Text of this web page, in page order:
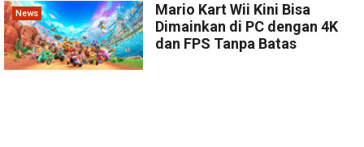
News
Mario Kart Wii Kini Bisa
Dimainkan di PC dengan 4K
dan FPS Tanpa Batas